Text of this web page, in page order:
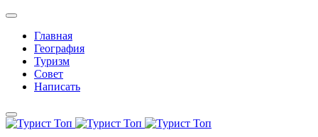
Главная
География
Туризм
Совет
Написать